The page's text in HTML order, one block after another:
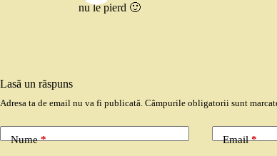
nu le pierd 🙂
Lasă un răspuns
Adresa ta de email nu va fi publicată. Câmpurile obligatorii sunt
Nume* Email*